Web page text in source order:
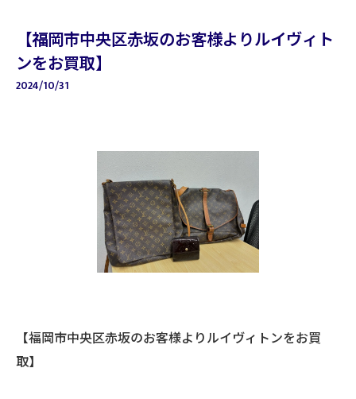
【福岡市中央区赤坂のお客様よりルイヴィト
ンをお買取】
2024/10/31
【福岡市中央区赤坂のお客様よりルイヴィトンをお買
取】